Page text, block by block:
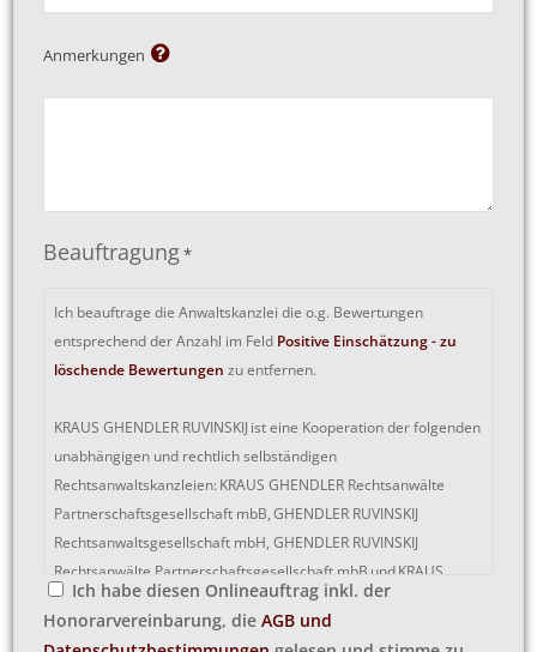
Anmerkungen
Beauftragung*
Ich beauftrage die Anwaltskanzlei die o.g. Bewertungen
entsprechend der Anzahl im Feld Positive Einschätzung - zu
löschende Bewertungen zu entfernen.
KRAUS GHENDLER RUVINSKIJ ist eine Kooperation der folgenden
unabhängigen und rechtlich selbständigen
Rechtsanwaltskanzleien: KRAUS GHENDLER Rechtsanwälte
Partnerschaftsgesellschaft mbB, GHENDLER RUVINSKIJ
Rechtsanwaltsgesellschaft mbH, GHENDLER RUVINSKIJ
Rechtsanwälte Partnerschaftsgesellschaft mbB und KRAUS
Anwaltskanzlei (Rechtsanwalt Andre Kraus).
Ich habe diesen Onlineauftrag inkl. der
Honorarvereinbarung, die AGB und